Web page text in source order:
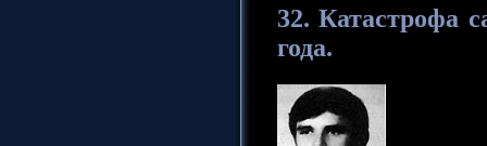
32.Катастрофа
года.